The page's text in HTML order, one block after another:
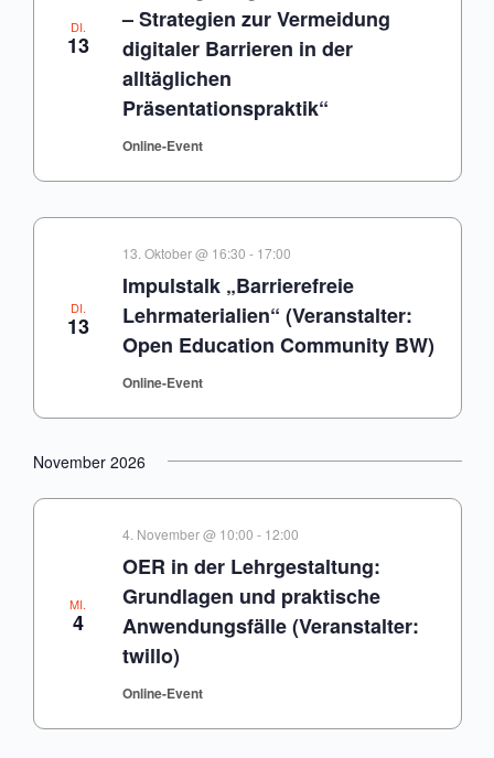
DI.
13
– Strategien zur Vermeidung
digitaler Barrieren in der
alltäglichen
Präsentationspraktik“
Online-Event
DI.
13
Impulstalk „Barrierefreie
Lehrmaterialien“ (Veranstalter:
Open Education Community BW)
13. Oktober @ 16:30 - 17:00
Online-Event
November 2026
MI.
4
OER in der Lehrgestaltung:
Grundlagen und praktische
Anwendungsfälle (Veranstalter:
twillo)
4. November @ 10:00 - 12:00
Online-Event